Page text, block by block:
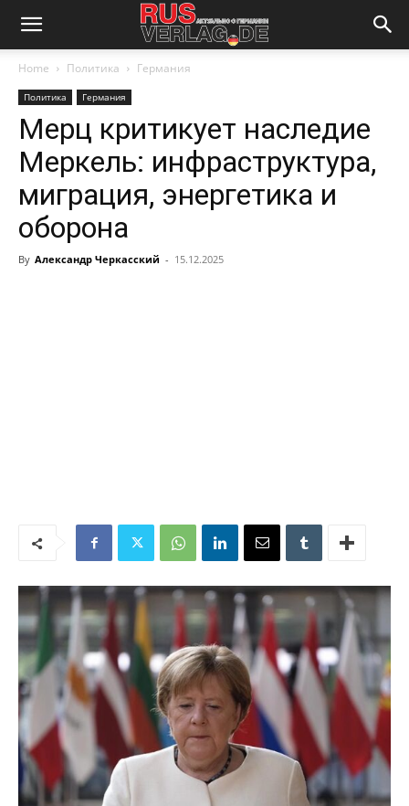
Home Политика Германия
Политика Германия
Мерц критикует наследие
Меркель: инфраструктура,
миграция, энергетика и
оборона
By Александр Черкасский - 15.12.2025